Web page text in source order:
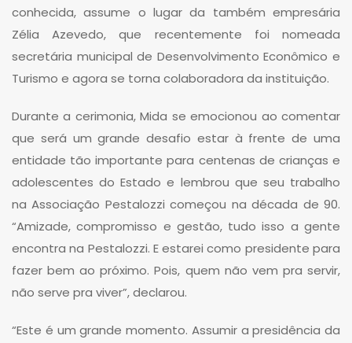
conhecida, assume o lugar da também empresária
Zélia Azevedo, que recentemente foi nomeada
secretária municipal de Desenvolvimento Econômico e
Turismo e agora se torna colaboradora da instituição.
Durante a cerimonia, Mida se emocionou ao comentar
que será um grande desafio estar à frente de uma
entidade tão importante para centenas de crianças e
adolescentes do Estado e lembrou que seu trabalho
na Associação Pestalozzi começou na década de 90.
“Amizade, compromisso e gestão, tudo isso a gente
encontra na Pestalozzi. E estarei como presidente para
fazer bem ao próximo. Pois, quem não vem pra servir,
não serve pra viver”, declarou.
“Este é um grande momento. Assumir a presidência da